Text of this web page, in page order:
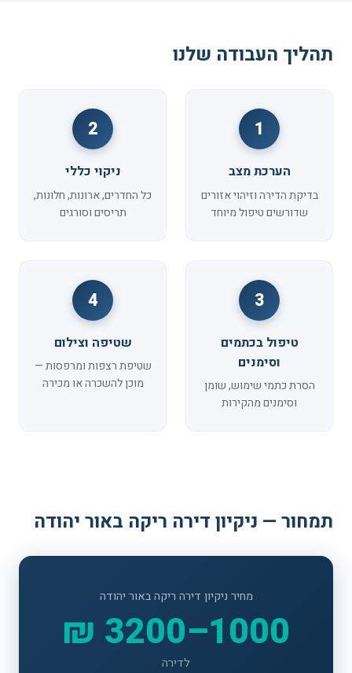
תהליך העבודה שלנו
1
הערכת מצב
בדיקת הדירה וזיהוי אזורים
שדורשים טיפול מיוחד
2
ניקוי כללי
כל החדרים, ארונות, חלונות,
תריסים וסורגים
3
טיפול בכתמים
וסימנים
הסרת כתמי שימוש, שומן
וסימנים מהקירות
4
שטיפה וצילום
שטיפת רצפות ומרפסות —
מוכן להשכרה או מכירה
תמחור — ניקיון דירה ריקה באור יהודה
מחיר ניקיון דירה ריקה באור יהודה
1000–3200 ₪
לדירה